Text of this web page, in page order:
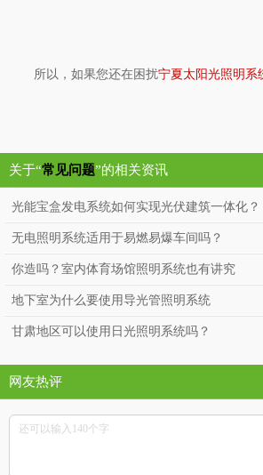
所以，如果您还在困扰宁夏太阳光照明系
关于“常见问题”的相关资讯
光能宝盒发电系统如何实现光伏建筑一体化？
无电照明系统适用于易燃易爆车间吗？
你造吗？室内体育场馆照明系统也有讲究
地下室为什么要使用导光管照明系统
甘肃地区可以使用日光照明系统吗？
网友热评